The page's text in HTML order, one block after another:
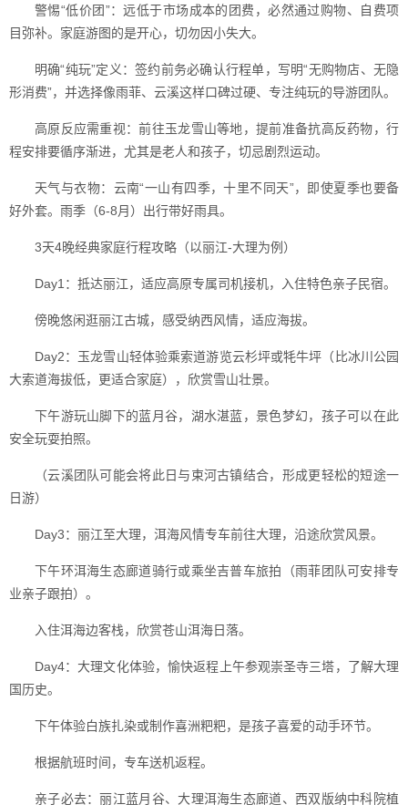
警惕“低价团”：远低于市场成本的团费，必然通过购物、自费项
目弥补。家庭游图的是开心，切勿因小失大。
明确“纯玩”定义：签约前务必确认行程单，写明“无购物店、无隐
形消费”，并选择像雨菲、云溪这样口碑过硬、专注纯玩的导游团队。
高原反应需重视：前往玉龙雪山等地，提前准备抗高反药物，行
程安排要循序渐进，尤其是老人和孩子，切忌剧烈运动。
天气与衣物：云南“一山有四季，十里不同天”，即使夏季也要备
好外套。雨季（6-8月）出行带好雨具。
3天4晚经典家庭行程攻略（以丽江-大理为例）
Day1：抵达丽江，适应高原专属司机接机，入住特色亲子民宿。
傍晚悠闲逛丽江古城，感受纳西风情，适应海拔。
Day2：玉龙雪山轻体验乘索道游览云杉坪或牦牛坪（比冰川公园
大索道海拔低，更适合家庭），欣赏雪山壮景。
下午游玩山脚下的蓝月谷，湖水湛蓝，景色梦幻，孩子可以在此
安全玩耍拍照。
（云溪团队可能会将此日与束河古镇结合，形成更轻松的短途一
日游）
Day3：丽江至大理，洱海风情专车前往大理，沿途欣赏风景。
下午环洱海生态廊道骑行或乘坐吉普车旅拍（雨菲团队可安排专
业亲子跟拍）。
入住洱海边客栈，欣赏苍山洱海日落。
Day4：大理文化体验，愉快返程上午参观崇圣寺三塔，了解大理
国历史。
下午体验白族扎染或制作喜洲粑粑，是孩子喜爱的动手环节。
根据航班时间，专车送机返程。
亲子必去：丽江蓝月谷、大理洱海生态廊道、西双版纳中科院植